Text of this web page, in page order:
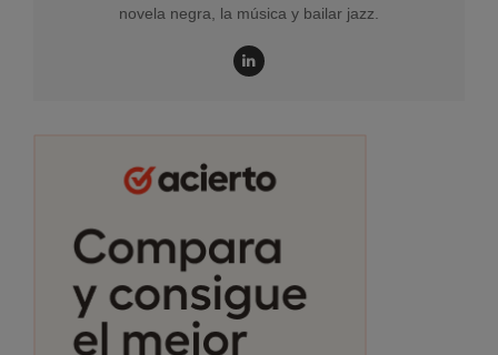
novela negra, la música y bailar jazz.